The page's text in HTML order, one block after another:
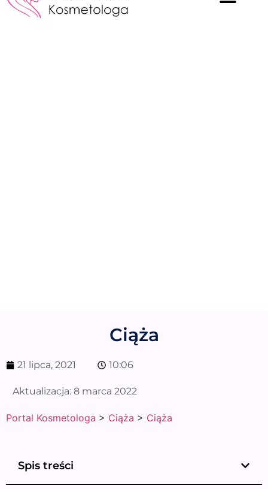
Ciąża
21 lipca, 2021 10:06
Aktualizacja: 8 marca 2022
Portal Kosmetologa > Ciąża > Ciąża
Spis treści